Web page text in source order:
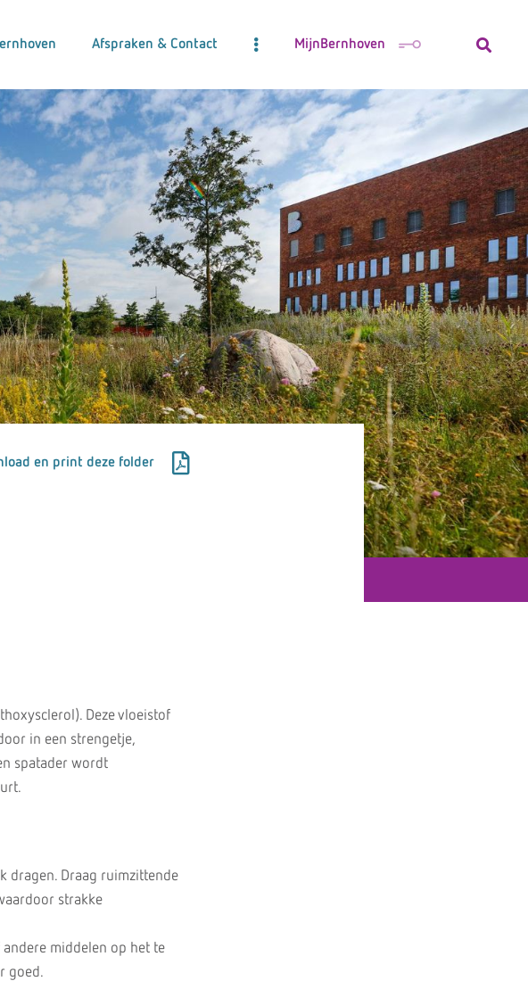
Afspraken & Contact MijnBernhoven
en print deze folder
Deze vloeistof
in een strengetje,
spatader wordt
dragen. Draag ruimzittende
strakke
middelen op het te
goed.